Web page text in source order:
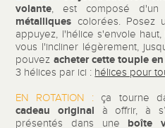
volante, est composé
métalliques colorées. Posez
appuyez, l'hélice s'envole
vous l'incliner légèrement,
pouvez acheter cette toupie
3 hélices par ici : hélices pour
EN ROTATION : ça tourne
cadeau original à offrir, à
présentés dans une boîte